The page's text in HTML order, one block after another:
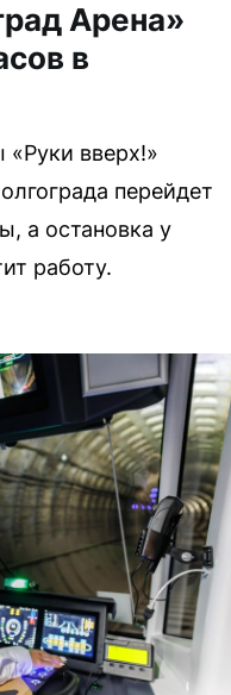
Арена»
в
«Руки вверх!»
перейдет
а остановка у
работу.